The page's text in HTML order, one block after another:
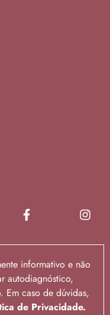
informativo e não
autodiagnóstico,
Em caso de dúvidas,
de Privacidade.